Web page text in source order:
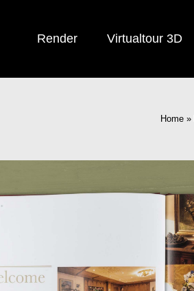
Render Virtualtour 3D
Home »